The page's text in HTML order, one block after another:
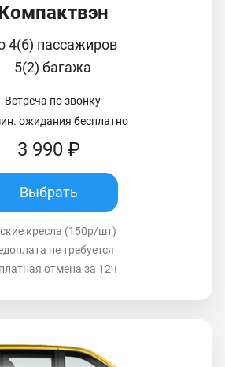
4(6) пассажиров
5(2) багажа
Встреча по звонку
ожидания бесплатно
3 990 ₽
Выбрать
кресла (150р/шт)
не требуется
отмена за 12ч